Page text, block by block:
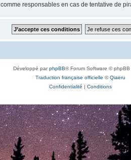
responsables en cas de tentative de
Développé parphpBB® Forum Software © phpBB
Traduction française officielle ©Qiaeru
Confidentialité | Conditions